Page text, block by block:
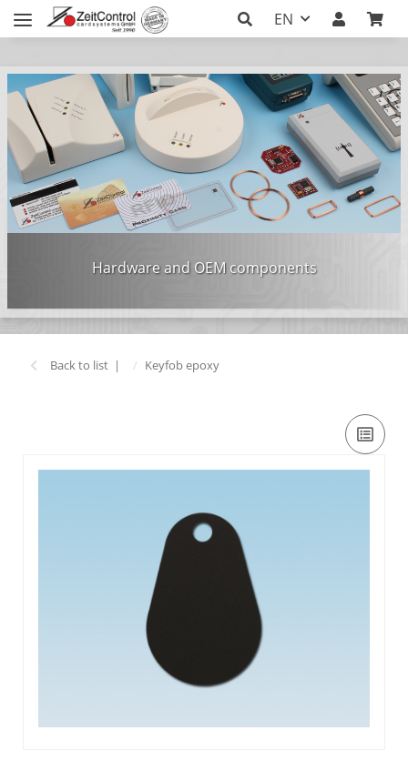
EN
Hardware and OEM components
Back to list Keyfob epoxy